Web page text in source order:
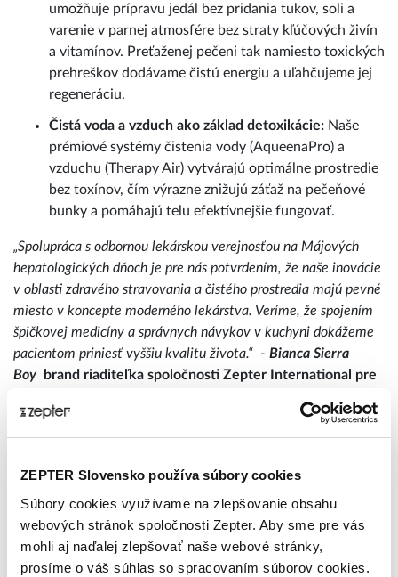
ZEPTER Slovensko používa súbory cookies
Súbory cookies využívame na zlepšovanie obsahu
webových stránok spoločnosti Zepter. Aby sme pre vás
mohli aj naďalej zlepšovať naše webové stránky,
prosíme o váš súhlas so spracovaním súborov cookies.
umožňuje prípravu jedál bez pridania tukov, soli a
varenie v parnej atmosfére bez straty kľúčových živín
a vitamínov. Preťaženej pečeni tak namiesto toxických
prehreškov dodávame čistú energiu a uľahčujeme jej
regeneráciu.
Čistá voda a vzduch ako základ detoxikácie: Naše
prémiové systémy čistenia vody (AqueenaPro) a
vzduchu (Therapy Air) vytvárajú optimálne prostredie
bez toxínov, čím výrazne znižujú záťaž na pečeňové
bunky a pomáhajú telu efektívnejšie fungovať.
„Spolupráca s odbornou lekárskou verejnosťou na Májových
hepatologických dňoch je pre nás potvrdením, že naše inovácie
v oblasti zdravého stravovania a čistého prostredia majú pevné
miesto v koncepte moderného lekárstva. Veríme, že spojením
špičkovej medicíny a správnych návykov v kuchyni dokážeme
pacientom priniesť vyššiu kvalitu života.“
- Bianca Sierra
Boy
brand riaditeľka spoločnosti Zepter International pre
Publikované: 20. 5. 2026 14:48:26Zepter International
Publikované s 0 komentármi